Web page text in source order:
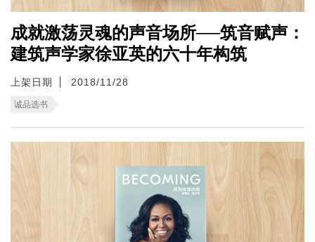
成就激荡灵魂的声音场所──筑音赋声：
建筑声学家徐亚英的六十年构筑
上架日期 2018/11/28
诚品选书